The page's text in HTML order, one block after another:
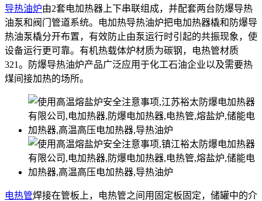
导热油炉由2套电加热器上下串联组成，并配套两台防爆导热
油泵和阀门管道系统。电加热导热油炉把电加热器橇和防爆导
热油泵橇分开布置，有效防止由泵运行时引起的共振现象，使
设备运行更可靠。有机热载体炉材质为碳钢，电热管材质
321。防爆导热油炉产品广泛应用于化工石油企业以及需要热
煤间接加热的场所。
电热管焊接在管板上，电热管之间用固定板固定，储罐中的介